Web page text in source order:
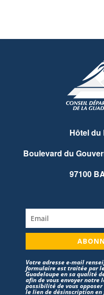
Hôtel du
Boulevard du
97100
Votre adresse e-mail
formulaire est traitée par
Guadeloupe en sa qualité
afin de vous envoyer notre
possibilité de vous
le lien de désinscription